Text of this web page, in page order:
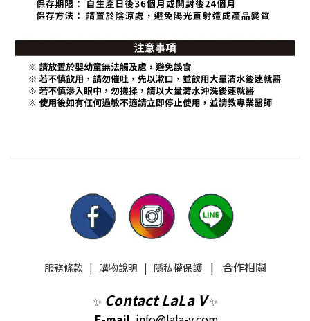
服務條款| 購物說明 | 隱私權保護| 合作相關
✨ Contact LaLa V✨